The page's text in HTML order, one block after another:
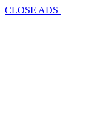
CLOSE ADS